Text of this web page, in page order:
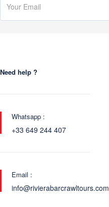
Need help ?
Whatsapp :
+33 649 244 407
Email :
info@rivierabarcrawltours.com